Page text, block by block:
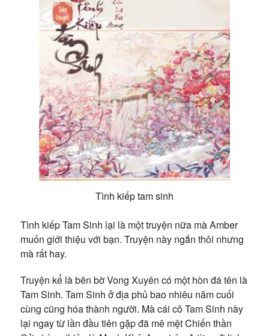
Tình kiếp tam sinh
Tình kiếp Tam Sinh lại là một truyện nữa mà Amber
muốn giới thiệu với bạn. Truyện này ngắn thôi nhưng
mà rất hay.
Truyện kể là bên bờ Vong Xuyên có một hòn đá tên là
Tam Sinh. Tam Sinh ở địa phủ bao nhiêu năm cuối
cùng cũng hóa thành người. Mà cái cô Tam Sinh này
lại ngay từ lần đầu tiên gặp đã mê mệt Chiến thần